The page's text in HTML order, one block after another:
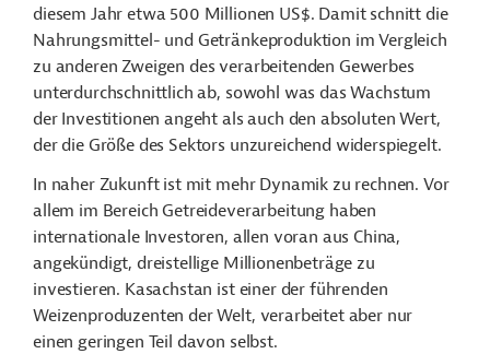
diesem Jahr etwa 500 Millionen US$. Damit schnitt die
Nahrungsmittel- und Getränkeproduktion im Vergleich
zu anderen Zweigen des verarbeitenden Gewerbes
unterdurchschnittlich ab, sowohl was das Wachstum
der Investitionen angeht als auch den absoluten Wert,
der die Größe des Sektors unzureichend widerspiegelt.
In naher Zukunft ist mit mehr Dynamik zu rechnen. Vor
allem im Bereich Getreideverarbeitung haben
internationale Investoren, allen voran aus China,
angekündigt, dreistellige Millionenbeträge zu
investieren. Kasachstan ist einer der führenden
Weizenproduzenten der Welt, verarbeitet aber nur
einen geringen Teil davon selbst.